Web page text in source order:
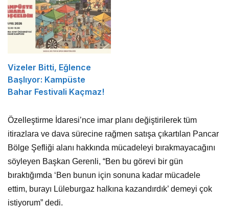
Vizeler Bitti, Eğlence
Başlıyor: Kampüste
Bahar Festivali Kaçmaz!
Özelleştirme İdaresi’nce imar planı değiştirilerek tüm
itirazlara ve dava sürecine rağmen satışa çıkartılan Pancar
Bölge Şefliği alanı hakkında mücadeleyi bırakmayacağını
söyleyen Başkan Gerenli, “Ben bu görevi bir gün
bıraktığımda ‘Ben bunun için sonuna kadar mücadele
ettim, burayı Lüleburgaz halkına kazandırdık’ demeyi çok
istiyorum” dedi.